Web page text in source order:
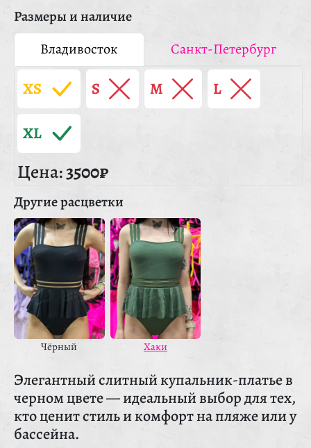
Размеры и наличие
Владивосток
Санкт-Петербург
XS S M L
XL
Цена:3500₽
Другие расцветки
Чёрный Хаки
Элегантный слитный купальник-платье в
черном цвете — идеальный выбор для тех,
кто ценит стиль и комфорт на пляже или у
бассейна.